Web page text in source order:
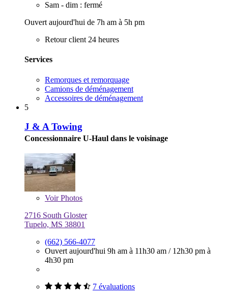
Sam - dim : fermé
Ouvert aujourd'hui de 7h am à 5h pm
Retour client 24 heures
Services
Remorques et remorquage
Camions de déménagement
Accessoires de déménagement
5
J & A Towing
Concessionnaire U-Haul dans le voisinage
VoirPhotos
2716 South Gloster
Tupelo, MS 38801
(662) 566-4077
Ouvert aujourd'hui 9h am à 11h30 am / 12h30 pm à
4h30 pm
7 évaluations